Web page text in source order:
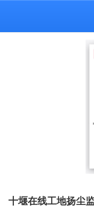
十堰在线工地扬尘